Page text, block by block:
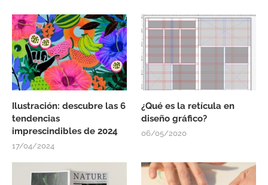
Ilustración: descubre las 6
tendencias
imprescindibles de 2024
17/04/2024
¿Qué es la retícula en
diseño gráfico?
06/05/2020